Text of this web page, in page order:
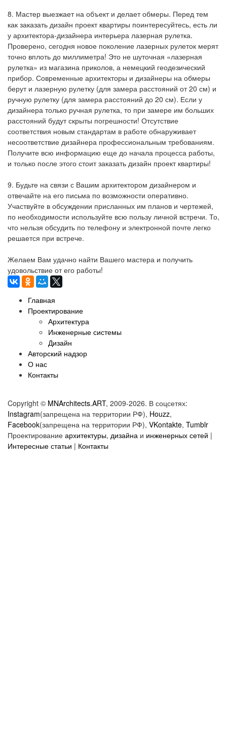
8. Мастер выезжает на объект и делает обмеры. Перед тем
как заказать дизайн проект квартиры поинтересуйтесь, есть ли
у архитектора-дизайнера интерьера лазерная рулетка.
Проверено, сегодня новое поколение лазерных рулеток мерят
точно вплоть до миллиметра! Это не шуточная «лазерная
рулетка» из магазина приколов, а немецкий геодезический
прибор. Современные архитекторы и дизайнеры на обмеры
берут и лазерную рулетку (для замера расстояний от 20 см) и
ручную рулетку (для замера расстояний до 20 см). Если у
дизайнера только ручная рулетка, то при замере им больших
расстояний будут скрыты погрешности! Отсутствие
соответствия новым стандартам в работе обнаруживает
несоответствие дизайнера профессиональным требованиям.
Получите всю информацию еще до начала процесса работы,
и только после этого стоит заказать дизайн проект квартиры!
9. Будьте на связи с Вашим архитектором дизайнером и
отвечайте на его письма по возможности оперативно.
Участвуйте в обсуждении присланных им планов и чертежей,
по необходимости используйте всю пользу личной встречи. То,
что нельзя обсудить по телефону и электронной почте легко
решается при встрече.
Желаем Вам удачно найти Вашего мастера и получить
удовольствие от его работы!
Главная
Проектирование
Архитектура
Инженерные системы
Дизайн
Авторский надзор
О нас
Контакты
Copyright © MNArchitects.ART, 2009-2026. В соцсетях:
Instagram(запрещена на территории РФ), Houzz,
Facebook(запрещена на территории РФ), VKontakte, Tumblr
Проектирование архитектуры, дизайна и инженерных сетей |
Интересные статьи | Контакты